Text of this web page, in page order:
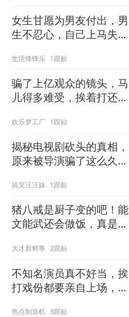
女生甘愿为男友付出，男
生不忍心，自己上马失误
生活锋锋乐 1跟贴
骗了上亿观众的镜头，马
儿得多难受，挨着打还不
欢乐梦工厂 1跟贴
揭秘电视剧砍头的真相，
原来被导演骗了这么久，
搞笑汪汪妹 1跟贴
猪八戒是厨子变的吧！能
文能武还会做饭，真是个
大才新鲜事 2跟贴
不知名演员真不好当，挨
打戏份都要亲自上场，这
热点制造机 3跟贴